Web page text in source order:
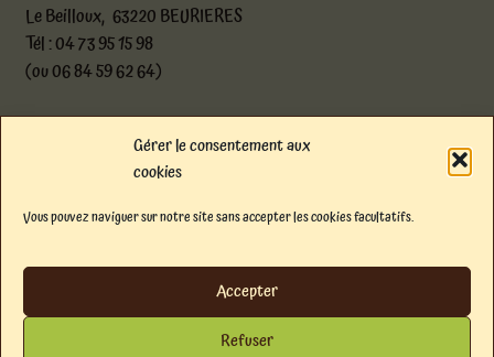
Gérer le consentement aux
cookies
Vous pouvez naviguer sur notre site sans accepter les cookies facultatifs.
Accepter
Refuser
Le Beilloux, 63220 BEURIERES
Tél : 04 73 95 15 98
(ou 06 84 59 62 64)
atelier@boischantourne.com
Facebook
Instagram
E-mail
© Atelier de bois chantourné 2026
Politique de confidentialité
WooCommerce.